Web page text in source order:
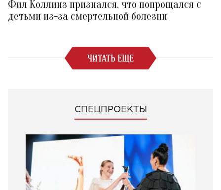
Фил Коллинз признался, что попрощался с
детьми из-за смертельной болезни
ЧИТАТЬ ЕЩЕ
СПЕЦПРОЕКТЫ